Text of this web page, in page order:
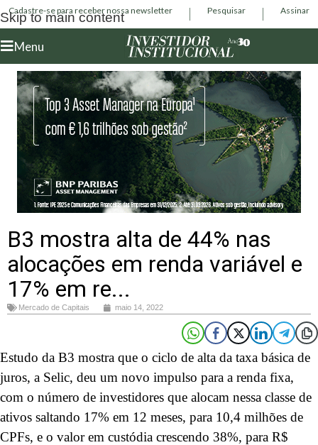
Skip to main content
Cadastre-se para receber nossa newsletter Pesquisar Assinar
Menu
B3 mostra alta de 44% nas
alocações em renda variável e
17% em re...
Mercado de Capitais maio 14, 2022
Estudo da B3 mostra que o ciclo de alta da taxa básica de
juros, a Selic, deu um novo impulso para a renda fixa,
com o número de investidores que alocam nessa classe de
ativos saltando 17% em 12 meses, para 10,4 milhões de
CPFs, e o valor em custódia crescendo 38%, para R$